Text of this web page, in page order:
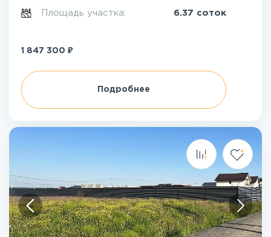
Площадь участка: 6.37 соток
1 847 300 ₽
Подробнее